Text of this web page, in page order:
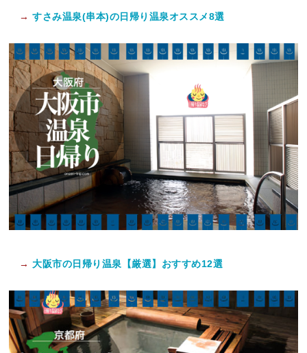
→ すさみ温泉(串本)の日帰り温泉オススメ8選
→ 大阪市の日帰り温泉【厳選】おすすめ12選